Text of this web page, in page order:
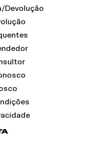
Devolução